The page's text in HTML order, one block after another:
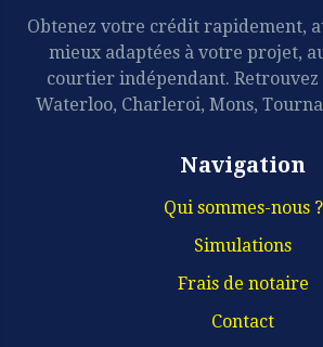
Obtenez votre crédit rapidement,
mieux adaptées à votre projet,
courtier indépendant. Retrouvez
Waterloo, Charleroi, Mons,
Navigation
Qui sommes-nous ?
Simulations
Frais de notaire
Contact